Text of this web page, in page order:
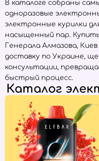
В каталоге собраны
одноразовые
электронные курилки
насыщенный пар.
Генерала Алмазова,
доставку по Украине,
консультации,
быстрый процесс.
Каталог